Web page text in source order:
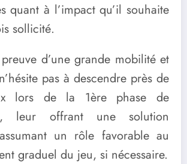
quant à l’impact qu’il souhaite
sollicité.
d’une grande mobilité et
pas à descendre près de
lors de la 1ère phase de
leur offrant une solution
un rôle favorable au
graduel du jeu, si nécessaire.